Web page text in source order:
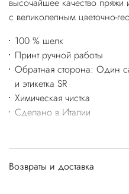
с великолепным цветочно-
100 % шелк
Принт ручной работы
Обратная сторона: Один
и этикетка SR
Химическая чистка
Сделано в Италии
Возвраты и доставка